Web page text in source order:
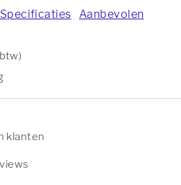
Specificaties
Aanbevolen
klanten